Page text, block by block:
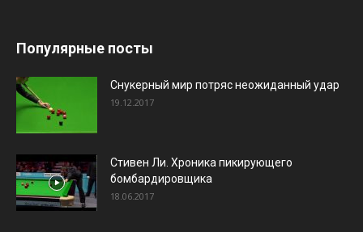
Популярные посты
Снукерный мир потряс неожиданный удар
19.12.2017
Стивен Ли. Хроника пикирующего
бомбардировщика
18.06.2017